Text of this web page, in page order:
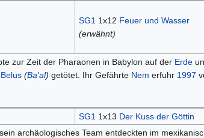
SG1 1x12 Feuer und Wasser
(erwähnt)
zur Zeit der Pharaonen in Babylon auf der Erde
Belus (Ba'al) getötet. Ihr Gefährte Nem erfuhr 1997
SG1 1x13 Der Kuss der Göttin
archäologisches Team entdeckten im